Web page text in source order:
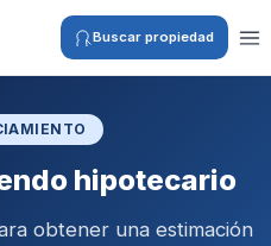
Buscar propiedad
hipotecario
obtener una estimación